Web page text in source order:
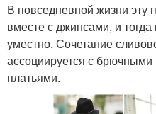
В повседневной жизни эту
вместе с джинсами, и
уместно. Сочетание
ассоциируется с
платьями.